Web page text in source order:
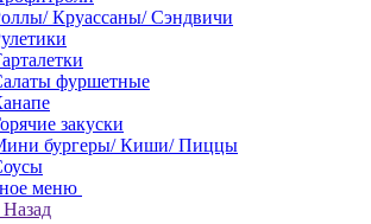
Круассаны/ Сэндвичи
фуршетные
закуски
бургеры/ Киши/ Пиццы
меню
Назад